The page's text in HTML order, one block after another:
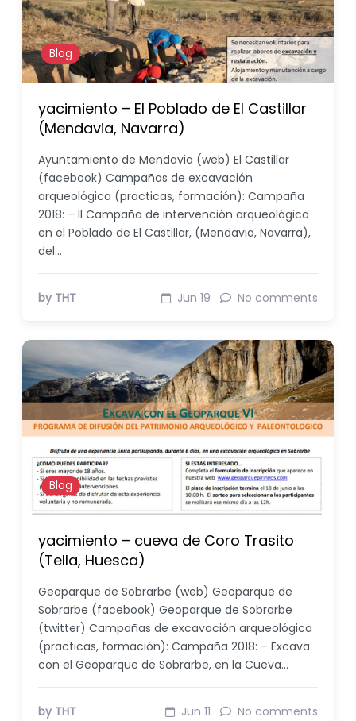
Blog
yacimiento – El Poblado de El Castillar
(Mendavia, Navarra)
Ayuntamiento de Mendavia (web) El Castillar
(facebook) Campañas de excavación
arqueológica (practicas, formación): Campaña
2018: – II Campaña de intervención arqueológica
en el Poblado de El Castillar, (Mendavia, Navarra),
del…
by THT Jun 19 No comments
Blog
yacimiento – cueva de Coro Trasito
(Tella, Huesca)
Geoparque de Sobrarbe (web) Geoparque de
Sobrarbe (facebook) Geoparque de Sobrarbe
(twitter) Campañas de excavación arqueológica
(practicas, formación): Campaña 2018: – Excava
con el Geoparque de Sobrarbe, en la Cueva…
by THT Jun 11 No comments